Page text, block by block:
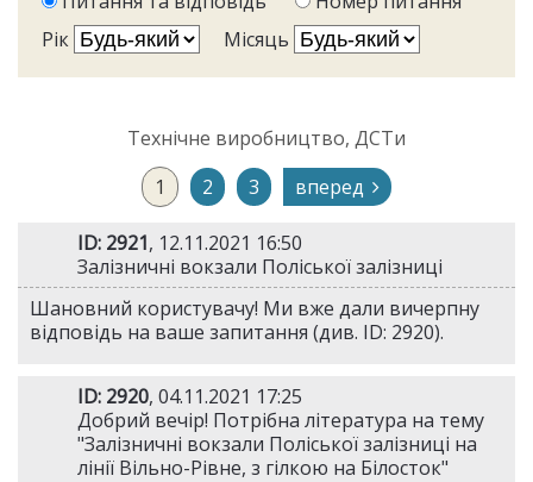
Рік
Місяць
Технічне виробництво, ДСТи
1
2 3 вперед
ID: 2921, 12.11.2021 16:50
Залізничні вокзали Поліської залізниці
Шановний користувачу! Ми вже дали вичерпну
відповідь на ваше запитання (див. ID: 2920).
ID: 2920, 04.11.2021 17:25
Добрий вечір! Потрібна література на тему
"Залізничні вокзали Поліської залізниці на
лінії Вільно-Рівне, з гілкою на Білосток"